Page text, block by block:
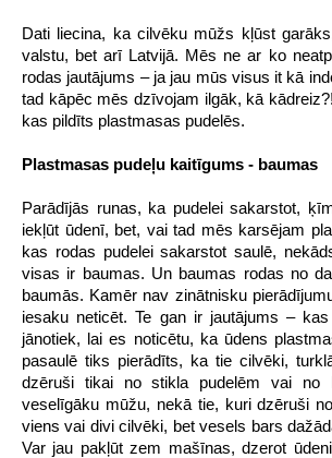
Dati liecina, ka cilvēku mūžs kļūst
valstu, bet arī Latvijā. Mēs ne ar ko
rodas jautājums – ja jau mūs visus it kā
tad kāpēc mēs dzīvojam ilgāk, kā
kas pildīts plastmasas pudelēs.
Plastmasas pudeļu kaitīgums - baumas
Parādījās runas, ka pudelei sakarstot,
iekļūt ūdenī, bet, vai tad mēs karsējam
kas rodas pudelei sakarstot saulē,
visas ir baumas. Un baumas rodas no
baumās. Kamēr nav zinātnisku
iesaku neticēt. Te gan ir jautājums –
jānotiek, lai es noticētu, ka ūdens
pasaulē tiks pierādīts, ka tie cilvēki,
dzēruši tikai no stikla pudelēm vai no
veselīgāku mūžu, nekā tie, kuri dzēruši
viens vai divi cilvēki, bet vesels bars
Var jau pakļūt zem mašīnas, dzerot